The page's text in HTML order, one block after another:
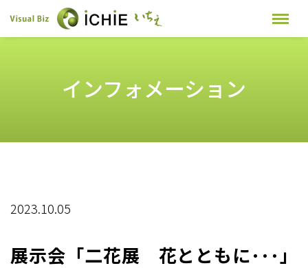
インフォメーション
2023.10.05
展示会「二花展 花とともに･･･」